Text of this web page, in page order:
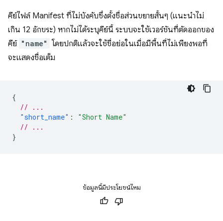
คีย์ไฟล์ Manifest ที่ไม่บังคับซึ่งตั้งชื่อส่วนขยายสั้นๆ (แนะนำไม่
เกิน 12 อักขระ) หากไม่ได้ระบุคีย์นี้ ระบบจะใช้เวอร์ชันที่ตัดออกของ
คีย์ "name" โดยปกติแล้วจะใช้ชื่อย่อในเมื่อมีพื้นที่ไม่เพียงพอที่
จะแสดงชื่อเต็ม
{
// ...
"short_name" :
"Short Name"
// ...
}
ข้อมูลนี้มีประโยชน์ไหม